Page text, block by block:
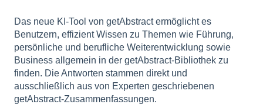
Das neue KI-Tool von getAbstract ermöglicht es
Benutzern, effizient Wissen zu Themen wie Führung,
persönliche und berufliche Weiterentwicklung sowie
Business allgemein in der getAbstract-Bibliothek zu
finden. Die Antworten stammen direkt und
ausschließlich aus von Experten geschriebenen
getAbstract-Zusammenfassungen.